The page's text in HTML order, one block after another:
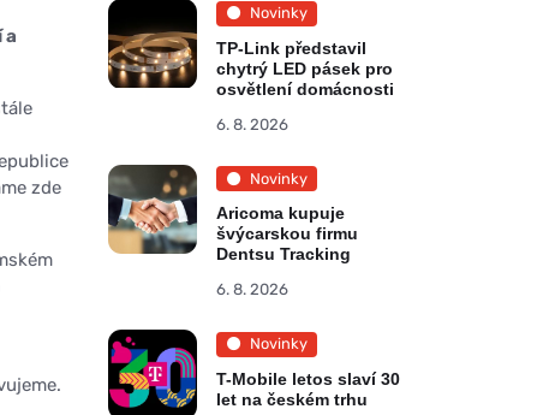
a
zde
Novinky
TP-Link představil
chytrý LED pásek pro
osvětlení domácnosti
6. 8. 2026
Novinky
Aricoma kupuje
švýcarskou firmu
Dentsu Tracking
6. 8. 2026
Novinky
T-Mobile letos slaví 30
let na českém trhu